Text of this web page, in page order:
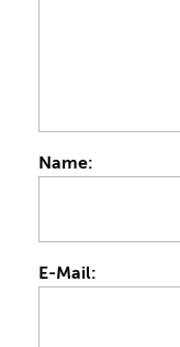
Name:
E-Mail: